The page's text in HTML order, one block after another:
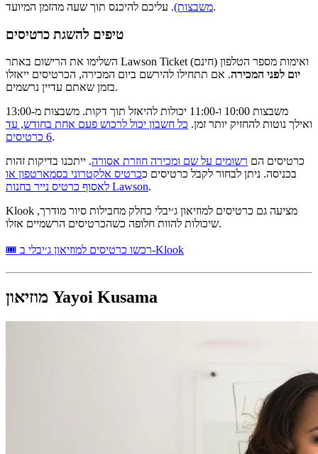
משבצות). עליכם להיכנס תוך שעה מהזמן המיועד.
טיפים להשגת כרטיסים
השלימו את הרישום באתר Lawson Ticket (חינם) ואימות מספר הטלפון
יום לפני המכירה. אם תתחילו להירשם ביום המכירה, הכרטיסים ייאזלו
בזמן שאתם עדיין נרשמים.
משבצות 10:00 ו-11:00 יכולות להיאזל תוך דקות. משבצות מ-13:00
ואילך נוטות להחזיק יותר זמן. כל חשבון יכול לרכוש פעם אחת בחודש, עד
6 כרטיסים.
כרטיסים הם רשומים על שם ומכירה חוזרת אסורה. ייתכנו בדיקות זהות
בכניסה. ניתן לבחור לקבל כרטיסים ככרטיס אלקטרוני בסמארטפון או
לאסוף כרטיס נייר בחנות Lawson.
Klook מציעה גם כרטיסים למוזיאון ג׳יבלי כחלק מחבילות סיור מודרך,
שיכולות להוות חלופה כשהכרטיסים הרשמיים אזלו.
🎟 רכשו כרטיסים למוזיאון ג׳יבלי ב-Klook
מוזיאון Yayoi Kusama